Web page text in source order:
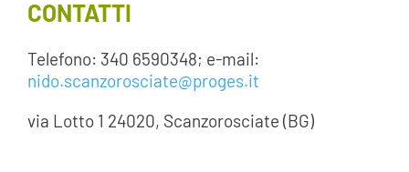
CONTATTI
Telefono: 340 6590348; e-mail:
nido.scanzorosciate@proges.it
via Lotto 1 24020, Scanzorosciate (BG)